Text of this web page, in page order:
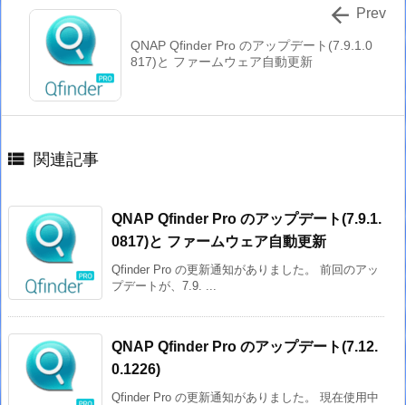
QNAP Qfinder Pro のアップデート(7.9.1.0
817)と ファームウェア自動更新
 Prev
 関連記事
QNAP Qfinder Pro のアップデート(7.9.1.
0817)と ファームウェア自動更新
Qfinder Pro の更新通知がありました。 前回のアッ
プデートが、7.9. ...
QNAP Qfinder Pro のアップデート(7.12.
0.1226)
Qfinder Pro の更新通知がありました。 現在使用中